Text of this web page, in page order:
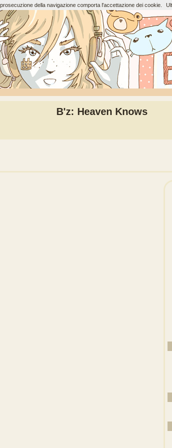
B'z: Heaven Knows
della navigazione comporta l'accettazione dei cookie.